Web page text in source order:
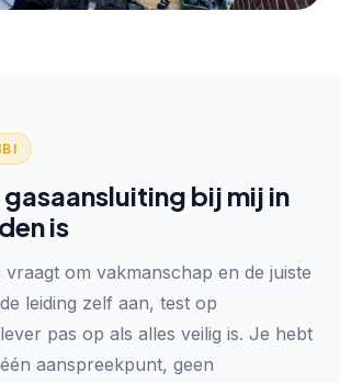
bij mij in
is
vraagt om vakmanschap en de juiste
leiding zelf aan, test op
pas op als alles veilig is. Je hebt
aanspreekpunt, geen